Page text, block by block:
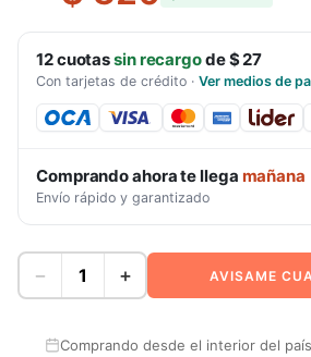
12cuotassin recargode$ 27
Con tarjetas de crédito · Ver medios de
Comprando ahora te llega mañana
Envío rápido y garantizado
− + AVISAME
Comprando desde el interior del